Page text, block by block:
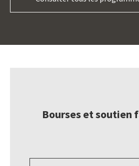
Bourses et soutien